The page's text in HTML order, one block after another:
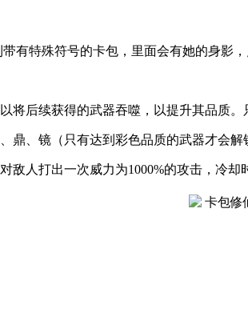
有特殊符号的卡包，里面会有她的身影，
将后续获得的武器吞噬，以提升其品质。
鼎、镜（只有达到彩色品质的武器才会解
敌人打出一次威力为1000%的攻击，冷却